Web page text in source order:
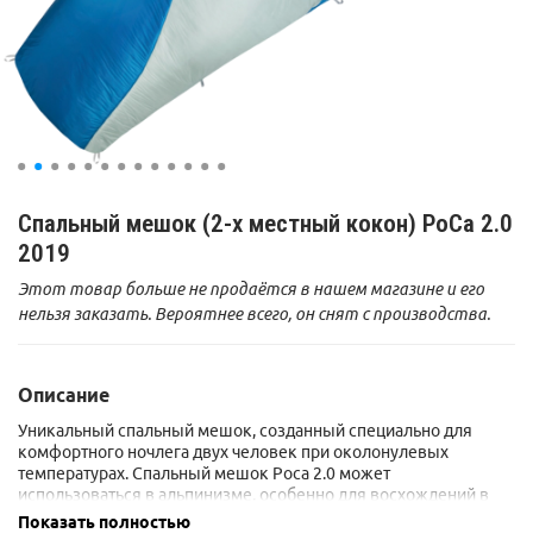
Спальный мешок (2-х местный кокон) РоСа 2.0
2019
Этот товар больше не продаётся в нашем магазине и его
нельзя заказать. Вероятнее всего, он снят с производства.
Описание
Уникальный спальный мешок, созданный специально для
комфортного ночлега двух человек при околонулевых
температурах. Спальный мешок Роса 2.0 может
использоваться в альпинизме, особенно для восхождений в
альпийском стиле, в горном туризме, многодневных
Показать полностью